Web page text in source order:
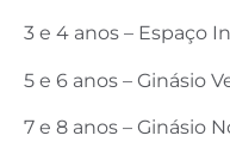
3 e 4 anos – Espaço
5 e 6 anos – Ginásio
7 e 8 anos – Ginásio